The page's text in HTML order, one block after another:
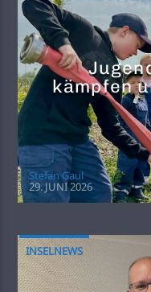
kämpfen
Stefan Gaul
29. JUNI 2026
INSELNEWS